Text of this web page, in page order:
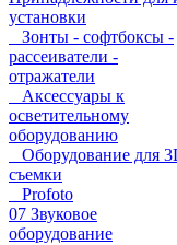
установки
Зонты - софтбоксы -
рассеиватели -
отражатели
Аксессуары к
осветительному
оборудованию
Оборудование для
съемки
Profoto
07 Звуковое
оборудование